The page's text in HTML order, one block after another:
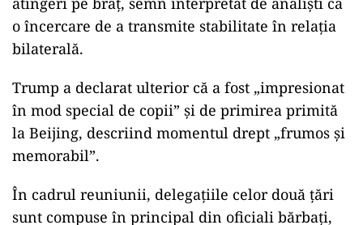
o încercare de a transmite stabilitate în relația
bilaterală.
Trump a declarat ulterior că a fost „impresionat
în mod special de copii” și de primirea primită
la Beijing, descriind momentul drept „frumos și
memorabil”.
În cadrul reuniunii, delegațiile celor două țări
sunt compuse în principal din oficiali bărbați,